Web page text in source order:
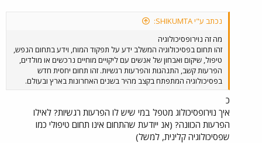
נכתב ע"י SHIKUMTA:
מה זה נוירופסיכולוגיה
זהו תחום בפסיכולוגיה המשלב ידע על תפקוד המוח, וידע בתחום הנפש,
טיפול, שיקום ואבחון של אנשים עם ליקויים מוחיים נרכשים או מולדים,
הפרעות קשב, התנהגות והפרעות רגשיות. זהו תחום יחסית חדש
בפסיכולוגיה המתפתח בקצב מהיר בשנים האחרונות בארץ ובעולם.
כ
איך נוירופסיכולוג מטפל במי שיש לו הפרעות רגשיות? לאילו
הפרעות הכוונה? (אנ ייודעת שהתחום אינו תחום טיפולי כמו
שפסיכולוגיה קלינית, למשל)